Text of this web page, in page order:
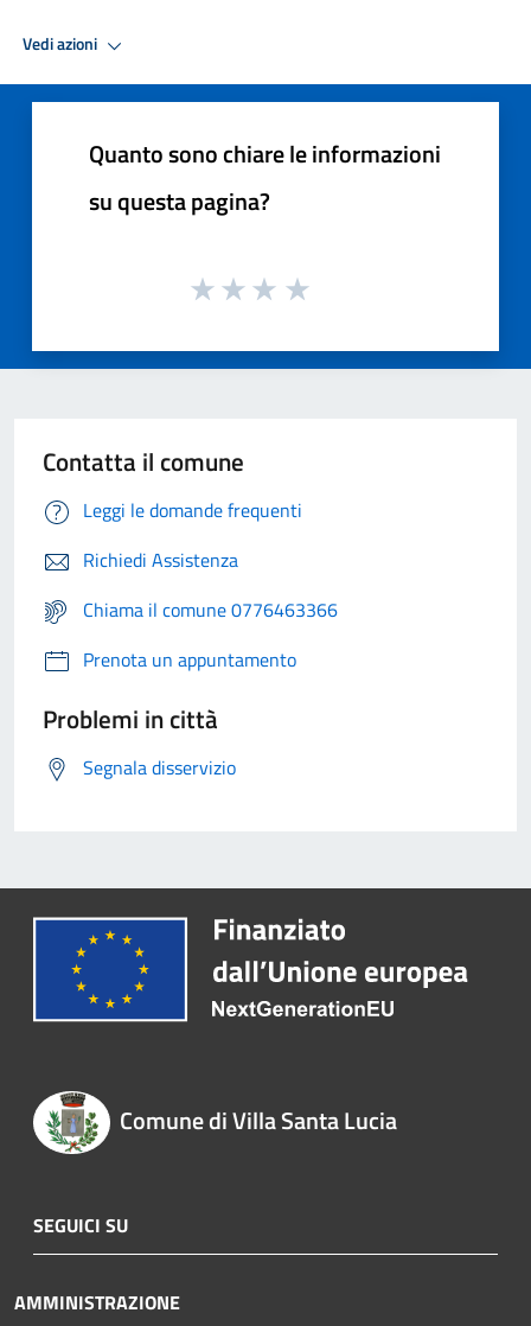
Vedi azioni
Quanto sono chiare le informazioni
su questa pagina?
Contatta il comune
Leggi le domande frequenti
Richiedi Assistenza
Chiama il comune 0776463366
Prenota un appuntamento
Problemi in città
Segnala disservizio
Comune di Villa Santa Lucia
SEGUICI SU
AMMINISTRAZIONE